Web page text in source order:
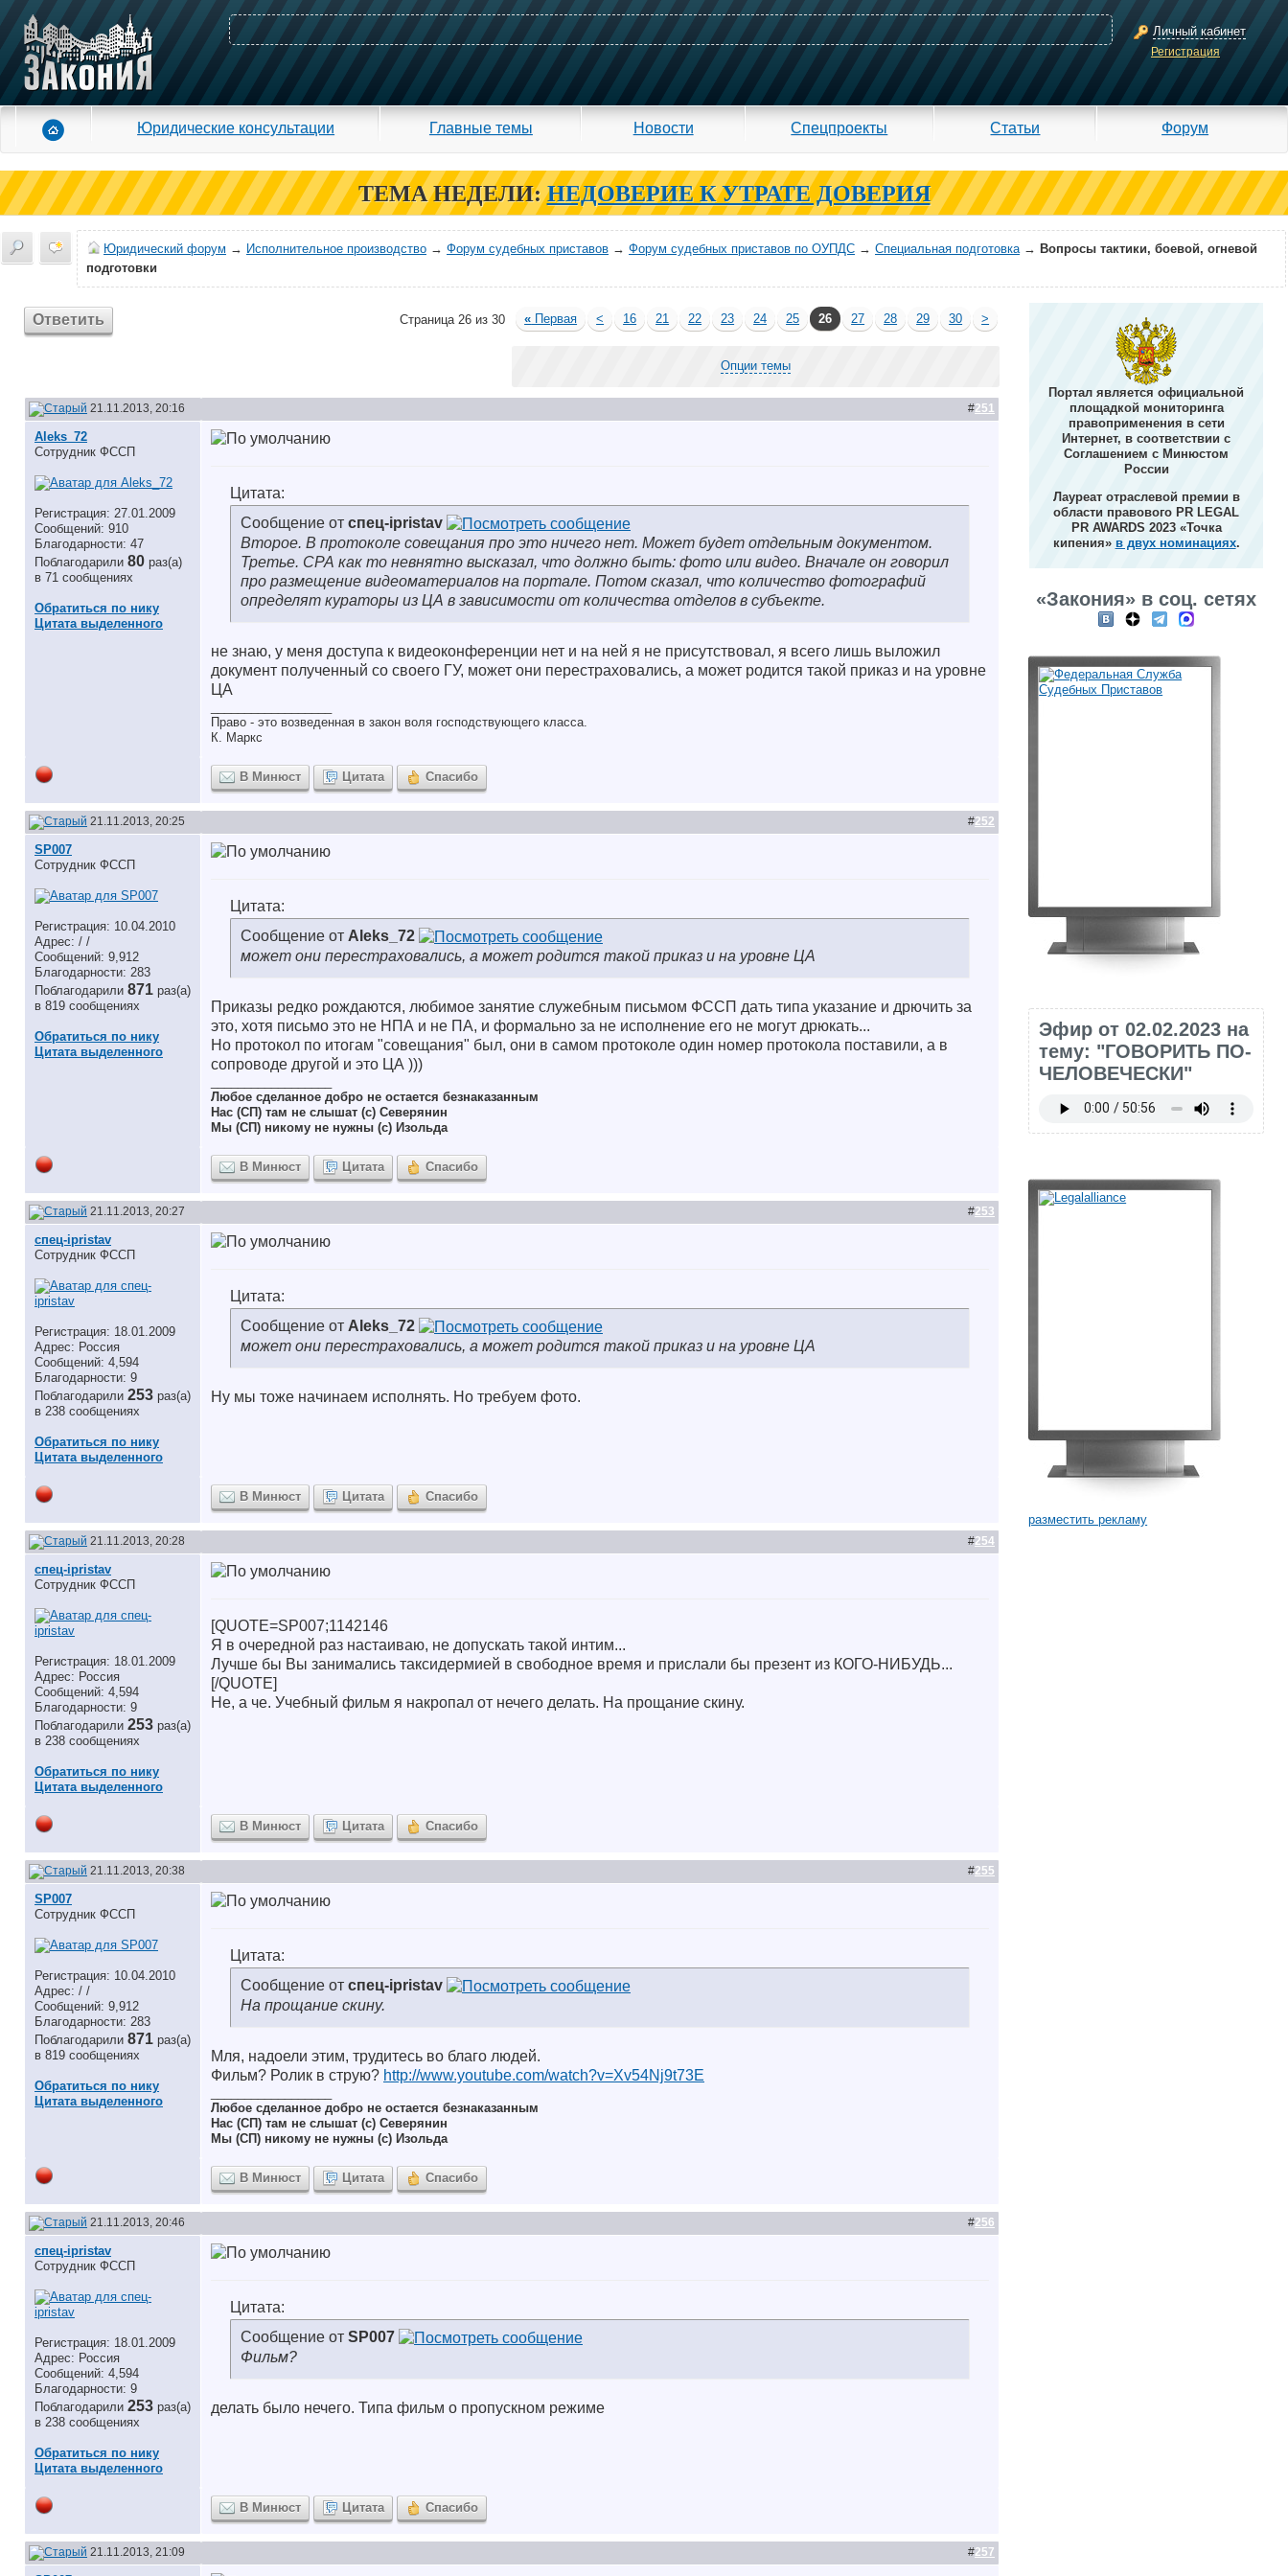
Личный кабинет
Регистрация
Юридические консультации Главные темы Новости Спецпроекты Статьи Форум
ТЕМА НЕДЕЛИ: НЕДОВЕРИЕ К УТРАТЕ ДОВЕРИЯ
Юридический форум → Исполнительное производство → Форум судебных приставов → Форум судебных приставов по ОУПДС → Специальная подготовка→ Вопросы тактики, боевой, огневой
подготовки
Ответить Страница 26 из 30 « Первая < 16 21 22 23 24 25 26 27 28 29 30 >
Опции темы
21.11.2013, 20:16 #251
Aleks_72
Сотрудник ФССП
Регистрация: 27.01.2009
Сообщений: 910
Благодарности: 47
Поблагодарили 80 раз(а)
в 71 сообщениях
Обратиться по нику
Цитата выделенного
Цитата:
Сообщение от спец-ipristav
Второе. В протоколе совещания про это ничего нет. Может будет отдельным документом.
Третье. СРА как то невнятно высказал, что должно быть: фото или видео. Вначале он говорил
про размещение видеоматериалов на портале. Потом сказал, что количество фотографий
определят кураторы из ЦА в зависимости от количества отделов в субъекте.
не знаю, у меня доступа к видеоконференции нет и на ней я не присутствовал, я всего лишь выложил
документ полученный со своего ГУ, может они перестраховались, а может родится такой приказ и на уровне
ЦА
Право - это возведенная в закон воля господствующего класса.
К. Маркс
В Минюст Цитата Спасибо
21.11.2013, 20:25 #252
SP007
Сотрудник ФССП
Регистрация: 10.04.2010
Адрес: / /
Сообщений: 9,912
Благодарности: 283
Поблагодарили 871 раз(а)
в 819 сообщениях
Обратиться по нику
Цитата выделенного
Цитата:
Сообщение от Aleks_72
может они перестраховались, а может родится такой приказ и на уровне ЦА
Приказы редко рождаются, любимое занятие служебным письмом ФССП дать типа указание и дрючить за
это, хотя письмо это не НПА и не ПА, и формально за не исполнение его не могут дрюкать...
Но протокол по итогам "совещания" был, они в самом протоколе один номер протокола поставили, а в
сопроводе другой и это ЦА )))
Любое сделанное добро не остается безнаказанным
Нас (СП) там не слышат (с) Северянин
Мы (СП) никому не нужны (с) Изольда
В Минюст Цитата Спасибо
21.11.2013, 20:27 #253
спец-ipristav
Сотрудник ФССП
Регистрация: 18.01.2009
Адрес: Россия
Сообщений: 4,594
Благодарности: 9
Поблагодарили 253 раз(а)
в 238 сообщениях
Обратиться по нику
Цитата выделенного
Цитата:
Сообщение от Aleks_72
может они перестраховались, а может родится такой приказ и на уровне ЦА
Ну мы тоже начинаем исполнять. Но требуем фото.
В Минюст Цитата Спасибо
21.11.2013, 20:28 #254
спец-ipristav
Сотрудник ФССП
Регистрация: 18.01.2009
Адрес: Россия
Сообщений: 4,594
Благодарности: 9
Поблагодарили 253 раз(а)
в 238 сообщениях
Обратиться по нику
Цитата выделенного
[QUOTE=SP007;1142146
Я в очередной раз настаиваю, не допускать такой интим...
Лучше бы Вы занимались таксидермией в свободное время и прислали бы презент из КОГО-НИБУДЬ...
[/QUOTE]
Не, а че. Учебный фильм я накропал от нечего делать. На прощание скину.
В Минюст Цитата Спасибо
21.11.2013, 20:38 #255
SP007
Сотрудник ФССП
Регистрация: 10.04.2010
Адрес: / /
Сообщений: 9,912
Благодарности: 283
Поблагодарили 871 раз(а)
в 819 сообщениях
Обратиться по нику
Цитата выделенного
Цитата:
Сообщение от спец-ipristav
На прощание скину.
Мля, надоели этим, трудитесь во благо людей.
Фильм? Ролик в струю? http://www.youtube.com/watch?v=Xv54Nj9t73E
Любое сделанное добро не остается безнаказанным
Нас (СП) там не слышат (с) Северянин
Мы (СП) никому не нужны (с) Изольда
В Минюст Цитата Спасибо
21.11.2013, 20:46 #256
спец-ipristav
Сотрудник ФССП
Регистрация: 18.01.2009
Адрес: Россия
Сообщений: 4,594
Благодарности: 9
Поблагодарили 253 раз(а)
в 238 сообщениях
Обратиться по нику
Цитата выделенного
Цитата:
Сообщение от SP007
Фильм?
делать было нечего. Типа фильм о пропускном режиме
В Минюст Цитата Спасибо
21.11.2013, 21:09 #257
Портал является официальной
площадкой мониторинга
правоприменения в сети
Интернет, в соответствии с
Соглашением с Минюстом
России
Лауреат отраслевой премии в
области правового PR LEGAL
PR AWARDS 2023 «Точка
кипения» в двух номинациях.
«Закония» в соц. сетях
Эфир от 02.02.2023 на
тему: "ГОВОРИТЬ ПО-
ЧЕЛОВЕЧЕСКИ"
разместить рекламу